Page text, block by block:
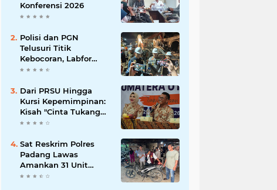
Konferensi 2026
Polisi dan PGN
Telusuri Titik
Kebocoran, Labfor
Pastikan Ledakan
Akumulasi Gas
Dari PRSU Hingga
Kursi Kepemimpinan:
Kisah "Cinta Tukang
Parkir"
Sat Reskrim Polres
Padang Lawas
Amankan 31 Unit
Sepeda Motor Diduga